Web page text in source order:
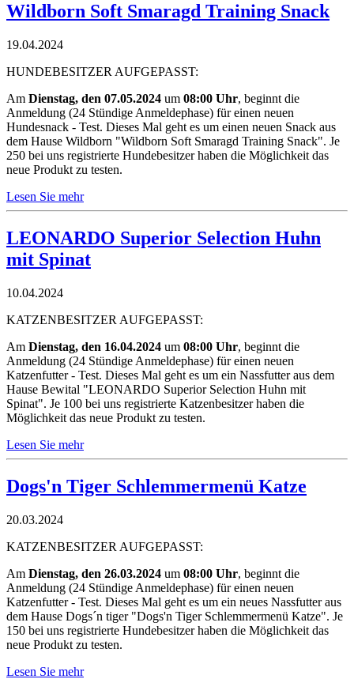
Wildborn Soft Smaragd Training Snack
19.04.2024
HUNDEBESITZER AUFGEPASST:
Am Dienstag, den 07.05.2024 um 08:00 Uhr, beginnt die
Anmeldung (24 Stündige Anmeldephase) für einen neuen
Hundesnack - Test. Dieses Mal geht es um einen neuen Snack aus
dem Hause Wildborn "Wildborn Soft Smaragd Training Snack". Je
250 bei uns registrierte Hundebesitzer haben die Möglichkeit das
neue Produkt zu testen.
Lesen Sie mehr
LEONARDO Superior Selection Huhn
mit Spinat
10.04.2024
KATZENBESITZER AUFGEPASST:
Am Dienstag, den 16.04.2024 um 08:00 Uhr, beginnt die
Anmeldung (24 Stündige Anmeldephase) für einen neuen
Katzenfutter - Test. Dieses Mal geht es um ein Nassfutter aus dem
Hause Bewital "LEONARDO Superior Selection Huhn mit
Spinat". Je 100 bei uns registrierte Katzenbesitzer haben die
Möglichkeit das neue Produkt zu testen.
Lesen Sie mehr
Dogs'n Tiger Schlemmermenü Katze
20.03.2024
KATZENBESITZER AUFGEPASST:
Am Dienstag, den 26.03.2024 um 08:00 Uhr, beginnt die
Anmeldung (24 Stündige Anmeldephase) für einen neuen
Katzenfutter - Test. Dieses Mal geht es um ein neues Nassfutter aus
dem Hause Dogs´n tiger "Dogs'n Tiger Schlemmermenü Katze". Je
150 bei uns registrierte Hundebesitzer haben die Möglichkeit das
neue Produkt zu testen.
Lesen Sie mehr